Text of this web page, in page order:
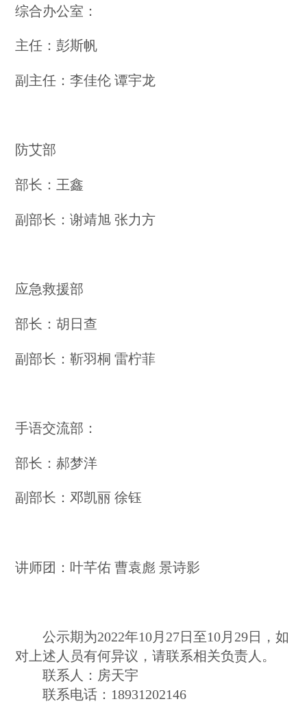
综合办公室：
主任：彭斯帆
副主任：李佳伦 谭宇龙
防艾部
部长：王鑫
副部长：谢靖旭 张力方
应急救援部
部长：胡日查
副部长：靳羽桐 雷柠菲
手语交流部：
部长：郝梦洋
副部长：邓凯丽 徐钰
讲师团：叶芊佑 曹袁彪 景诗影
公示期为2022年10月27日至10月29日，如
对上述人员有何异议，请联系相关负责人。
联系人：房天宇
联系电话：18931202146